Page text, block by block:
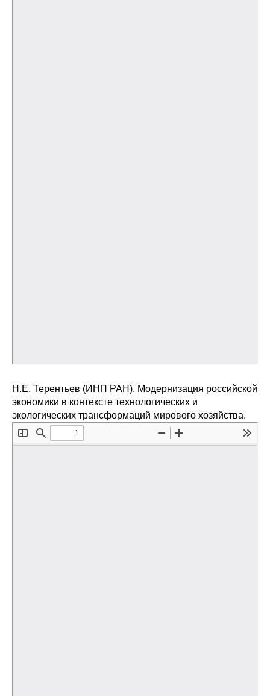
Н.Е. Терентьев (ИНП РАН). Модернизация российской
экономики в контексте технологических и
экологических трансформаций мирового хозяйства.